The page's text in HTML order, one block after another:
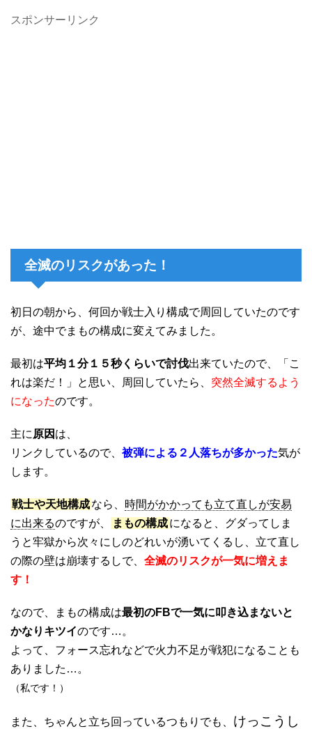
スポンサーリンク
全滅のリスクがあった！
初日の朝から、何回か戦士入り構成で周回していたのです
が、途中でまもの構成に変えてみました。
最初は平均１分１５秒くらいで討伐出来ていたので、「こ
れは楽だ！」と思い、周回していたら、 突然全滅するよう
になったのです。
主に 原因 は、
リンクしているので、 被弾による２人落ちが多かった気が
します。
戦士や天地構成なら、 時間がかかっても立て直しが安易
に出来るのですが、 まもの構成になると、グダってしま
うと牢獄から次々にしのどれいが湧いてくるし、立て直し
の際の壁は崩壊するしで、 全滅のリスクが一気に増えま
す！
なので、まもの構成は最初のFBで一気に叩き込まないと
かなりキツイのです…。
よって、フォース忘れなどで火力不足が戦犯になることも
ありました…。
（私です！）
また、ちゃんと立ち回っているつもりでも、 けっこうし